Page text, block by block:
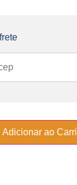
Adicionar ao